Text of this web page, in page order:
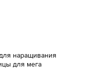
наращивания
для мега